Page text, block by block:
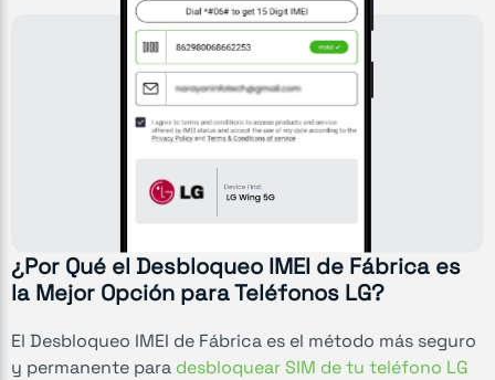
¿Por Qué el Desbloqueo IMEI de Fábrica es
la Mejor Opción para Teléfonos LG?
El Desbloqueo IMEI de Fábrica es el método más seguro
y permanente para desbloquear SIM de tu teléfono LG